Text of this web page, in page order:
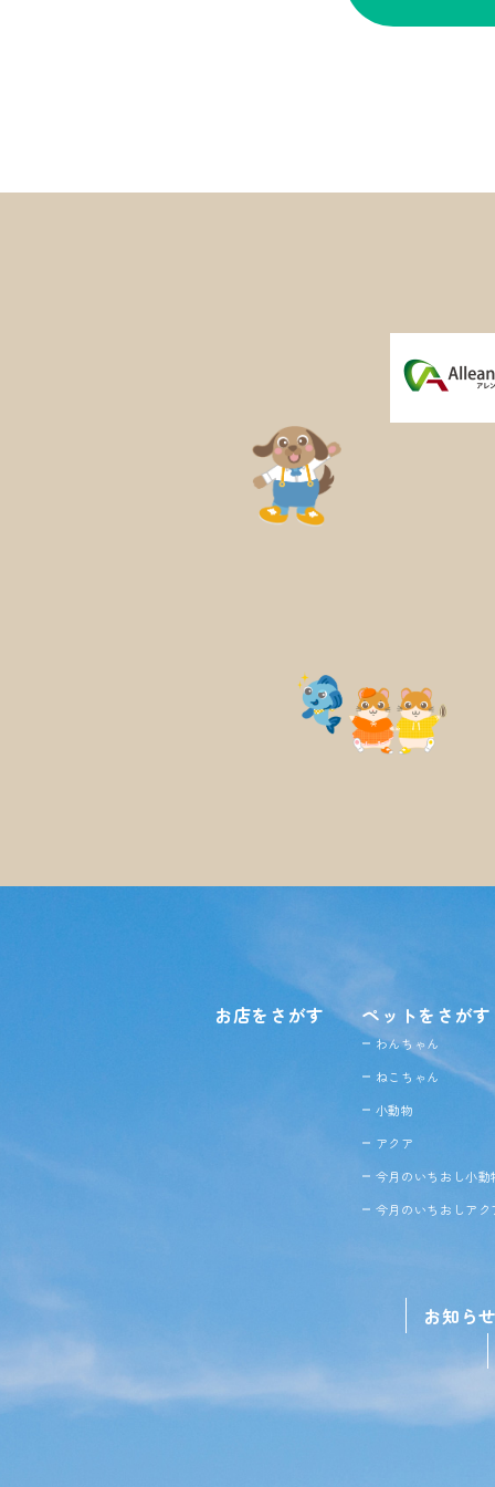
お店をさがす ペットをさがす
わんちゃん
ねこちゃん
小動物
アクア
今月のいちおし小動
今月のいちおしアク
お知ら